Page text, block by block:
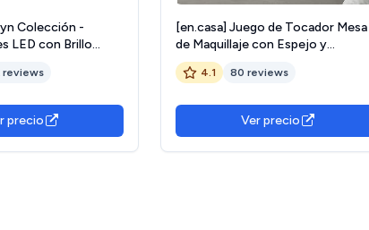
Colección -
LED con Brillo
de Maquillaje con
y 3
reviews
precio
[en.casa] Juego de Tocador Mesa
de Maquillaje con Espejo y
Taburete 132 x 63 x 39 cm Mesa
cosmética con Cajón Silla Peine
4.1 80 reviews
Ver precio